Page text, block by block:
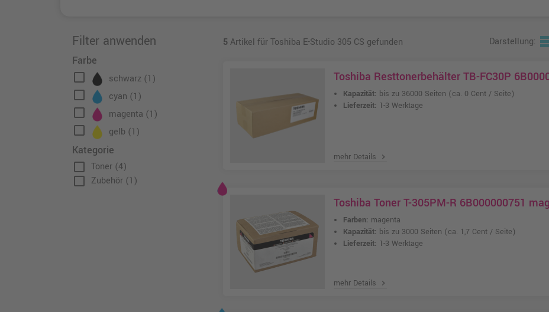
Filter anwenden
Farbe
check_box_outline_blank schwarz (1)
check_box_outline_blank cyan (1)
check_box_outline_blank magenta (1)
check_box_outline_blank gelb (1)
Kategorie
check_box_outline_blank Toner (4)
check_box_outline_blank Zubehör (1)
5Artikel für Toshiba E-Studio 305 CS gefunden Darstellung:
Toshiba Resttonerbehälter TB-FC30P
Kapazität: bis zu 36000 Seiten (ca. 0 Cent / Seite)
Lieferzeit: 1-3 Werktage
mehr Details chevron_right
Toshiba Toner T-305PM-R 6B000000751
Farben: magenta
Kapazität: bis zu 3000 Seiten (ca. 1,7 Cent / Seite)
Lieferzeit: 1-3 Werktage
mehr Details chevron_right